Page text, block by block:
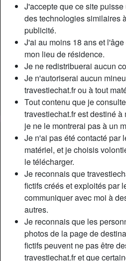
J'accepte que ce site
des technologies similaires
publicité.
J'ai au moins 18 ans et
mon lieu de résidence.
Je ne redistribuerai aucun
Je n'autoriserai aucun
travestiechat.fr ou à tout
Tout contenu que je
travestiechat.fr est destiné
je ne le montrerai pas à un
Je n'ai pas été contacté par
matériel, et je choisis
le télécharger.
Je reconnais que
fictifs créés et exploités par
communiquer avec moi à
autres.
Je reconnais que les
photos de la page de
fictifs peuvent ne pas être
travestiechat.fr et que
Département:
Sexe:
Sexualité:
Relation:
Couleur des cheveux:
Couleur des yeux:
Épilé(e):
Fumeur(euse):
person_pin Description
Salutations distinguées aux
soumis se trouvant ici. Je suis
le tchat MichelineBr1), je suis
coquine et un brin autoritaire. Je
plusieurs années déjà, je me
besoin de me faire opérer pour
de sexe, j’aime mon pénis. Je
incompréhensible, mais je ne
comprendre ce qui se passe